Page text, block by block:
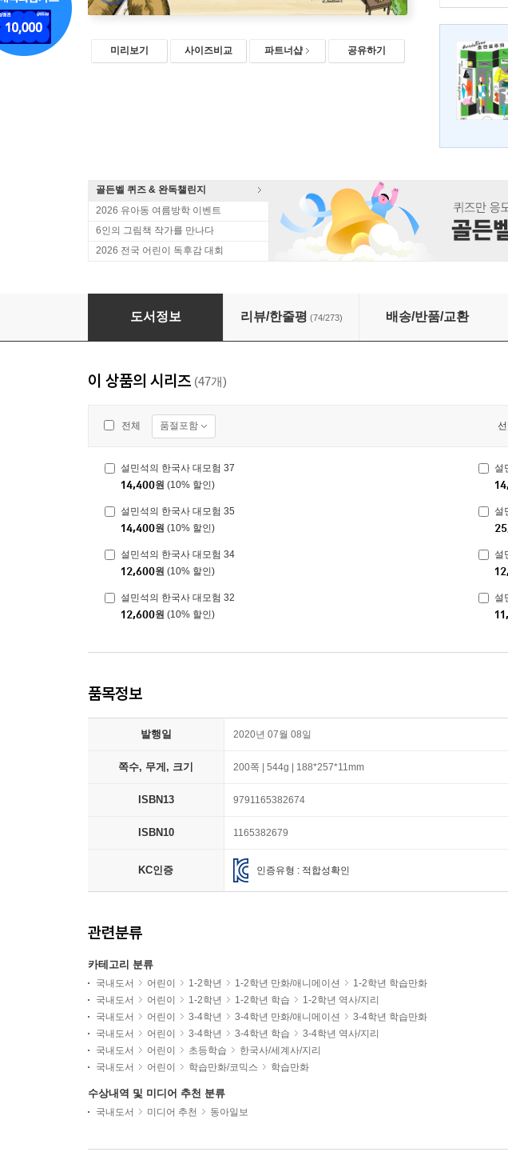
미리보기 사이즈비교 파트너샵 공유하기
골든벨 퀴즈 & 완독챌린지
2026 유아동 여름방학 이벤트
6인의 그림책 작가를 만나다
2026 전국 어린이 독후감 대회
설민석의 한국사 대모험 14
도서정보 리뷰/한줄평 (74/273) 배송/반품/교환
이 상품의 시리즈 (47개)
전체 품절포함
설민석의 한국사 대모험 37
14,400원 (10% 할인)
설
설민석의 한국사 대모험 35
14,400원 (10% 할인)
설
설민석의 한국사 대모험 34
12,600원 (10% 할인)
설
설민석의 한국사 대모험 32
12,600원 (10% 할인)
설
품목정보
발행일 2020년 07월 08일
쪽수, 무게, 크기 200쪽 | 544g | 188*257*11mm
ISBN13 9791165382674
ISBN10 1165382679
KC인증 인증유형 : 적합성확인
관련분류
카테고리 분류
국내도서 어린이 1-2학년 1-2학년 만화/애니메이션
1-2학년 학습만화
국내도서
어린이 1-2학년 1-2학년 학습
1-2학년 역사/지리
국내도서
어린이 3-4학년 3-4학년 만화/애니메이션
3-4학년 학습만화
국내도서
어린이 3-4학년 3-4학년 학습
3-4학년 역사/지리
국내도서
어린이 초등학습
한국사/세계사/지리
국내도서
어린이 학습만화/코믹스 학습만화
수상내역 및 미디어 추천 분류
국내도서 미디어 추천 동아일보